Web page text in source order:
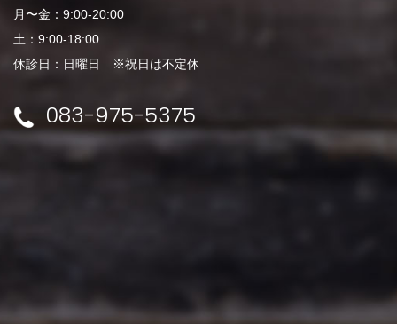
月〜金：9:00-20:00
土：9:00-18:00
休診日：日曜日 ※祝日は不定休
083-975-5375